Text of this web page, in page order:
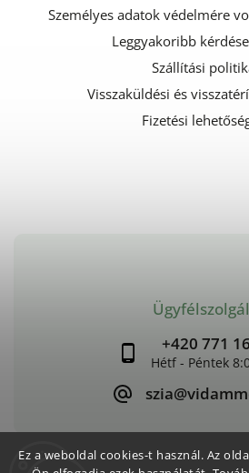
Ez a weboldal cookies-t használ. Az
+420 771
Személyes adatok védelmére
Leggyakoribb
Szállítási
Visszaküldési és
Fizetési